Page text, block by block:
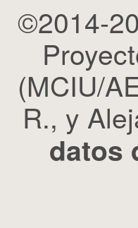
©2014-
(MCIU/
R., y
datos